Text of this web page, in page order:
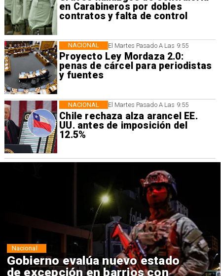
en Carabineros por dobles
contratos y falta de control
El Martes Pasado A Las 9:55
Proyecto Ley Mordaza 2.0:
penas de cárcel para periodistas
y fuentes
NACIONAL
El Martes Pasado A Las 9:55
Chile rechaza alza arancel EE.
UU. antes de imposición del
12.5%
NACIONAL
Senado envía cruce Campillai-
Flores a Comisión de Ética
Nacional